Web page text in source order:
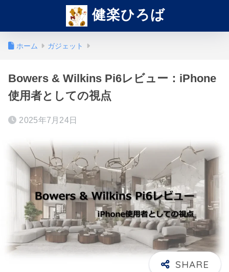
健楽ひろば
ホーム ガジェット
Bowers & Wilkins Pi6レビュー：iPhone
使用者としての視点
2025年7月24日